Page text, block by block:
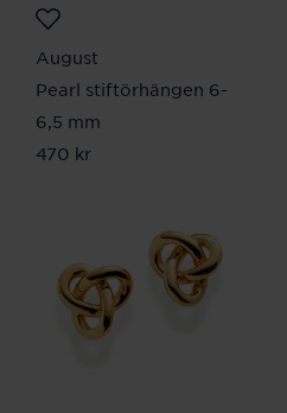
August
Pearl stiftörhängen 6-
6,5 mm
Pris:470 kr
470 kr